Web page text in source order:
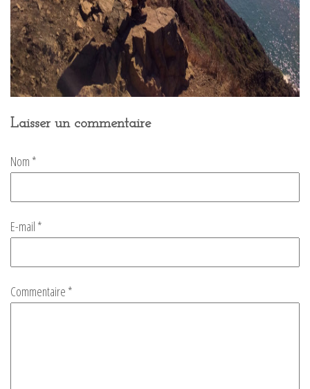
Laisser un commentaire
Commentaire *
Nom *
E-mail *